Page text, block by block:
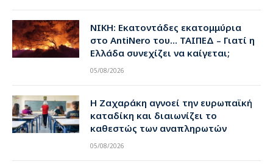
ΝΙΚΗ: Εκατοντάδες εκατομμύρια
στο AntiNero του… ΤΑΙΠΕΔ – Γιατί η
Ελλάδα συνεχίζει να καίγεται;
05/08/2026
Η Ζαχαράκη αγνοεί την ευρωπαϊκή
καταδίκη και διαιωνίζει το
καθεστώς των αναπληρωτών
05/08/2026